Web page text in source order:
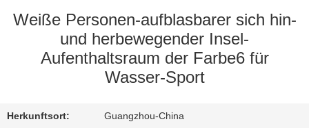
FABRIK-
AUSFLUG
QUALITÄTSKONTROLLE
TRETEN
Weiße Personen-aufblasbarer sich hin-
und herbewegender Insel-
Aufenthaltsraum der Farbe6 für
Wasser-Sport
Herkunftsort: Guangzhou-China